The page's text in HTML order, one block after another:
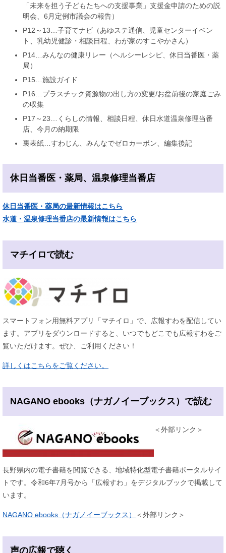
「未来を担う子どもたちへの支援事業」支援金申請のための説
明会、6月定例市議会の報告）
P12～13…子育てナビ（あゆステ通信、児童センターイベン
ト、乳幼児健診・相談日程、わが家のすこやかさん）
P14…みんなの健康リレー（ヘルシーレシピ、休日当番医・薬
局）
P15…施設ガイド
P16…プラスチック資源物の出し方の変更/お盆前後の家庭ごみ
の収集
P17～23…くらしの情報、相談日程、休日水道温泉修理当番
店、今月の納期限
裏表紙…すわじん、みんなでゼロカーボン、編集後記
休日当番医・薬局、温泉修理当番店
休日当番医・薬局の最新情報はこちら
水道・温泉修理当番店の最新情報はこちら
マチイロで読む
スマートフォン用無料アプリ「マチイロ」で、広報すわを配信してい
ます。アプリをダウンロードすると、いつでもどこでも広報すわをご
覧いただけます。ぜひ、ご利用ください！
詳しくはこちらをご覧ください。
NAGANO ebooks（ナガノイーブックス）で読む
＜外部リンク＞
長野県内の電子書籍を閲覧できる、地域特化型電子書籍ポータルサイ
トです。令和6年7月号から「広報すわ」をデジタルブックで掲載して
います。
NAGANO ebooks（ナガノイーブックス） ＜外部リンク＞
声の広報で聴く